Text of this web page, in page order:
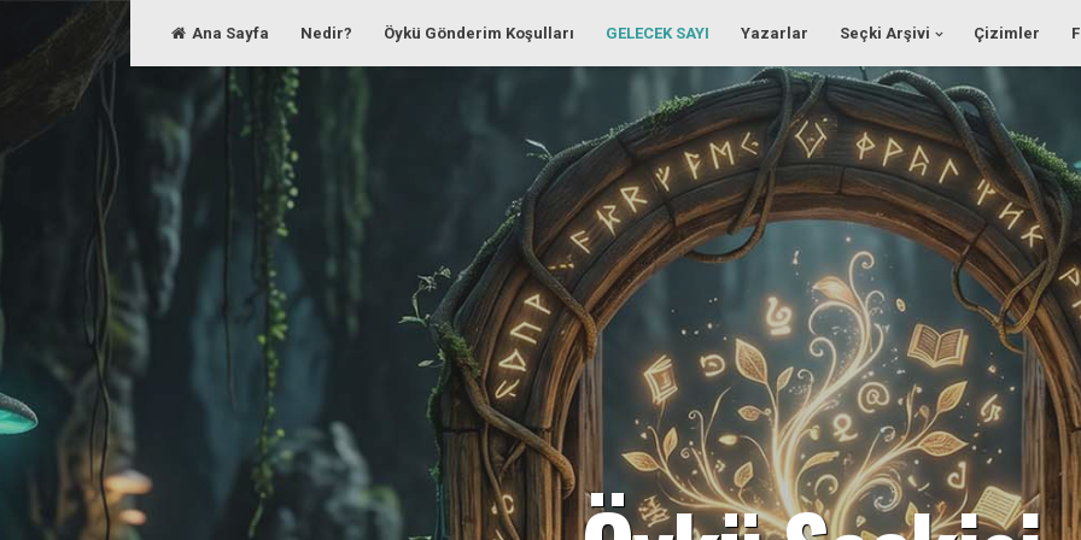
content
Ana Sayfa Nedir? Öykü Gönderim Koşulları GELECEK SAYI Yazarlar Seçki Arşivi Çizimler